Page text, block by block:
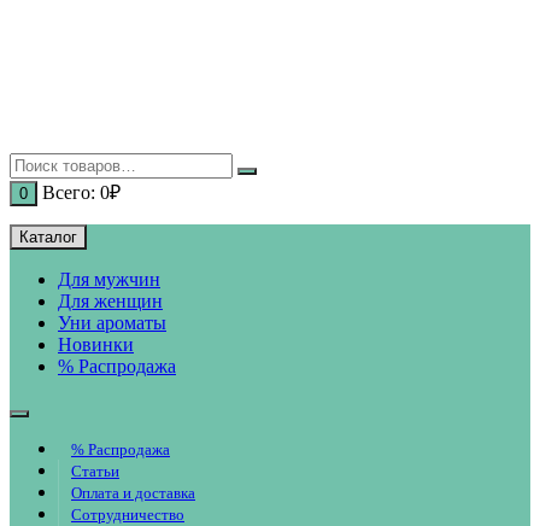
0 Всего: 0₽
Каталог
Для мужчин
Для женщин
Уни ароматы
Новинки
% Распродажа
% Распродажа
Статьи
Оплата и доставка
Сотрудничество